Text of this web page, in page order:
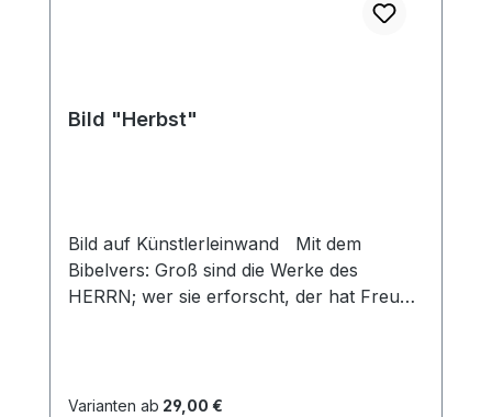
Bild "Herbst"
Bild auf Künstlerleinwand Mit dem
Bibelvers: Groß sind die Werke des
HERRN; wer sie erforscht, der hat Freude
innerhalb Deutschlands ein Zuschlag für
Varianten ab 29,00 €